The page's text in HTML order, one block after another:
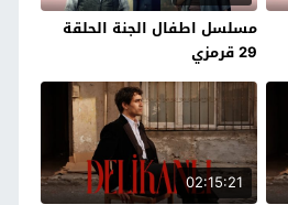
مسلسل اطفال الجنة الحلقة
29 قرمزي
02:15:21